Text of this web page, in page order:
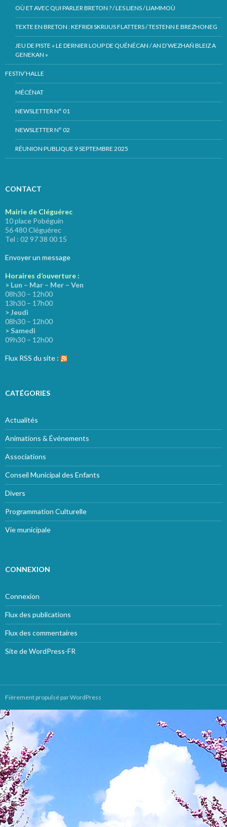
OÙ ET AVEC QUI PARLER BRETON ? / LES LIENS / LIAMMOÙ
TEXTE EN BRETON : KEFRIDI SKRIJUS FLATTERS / TESTENN E BREZHONEG
JEU DE PISTE « LE DERNIER LOUP DE QUÉNÉCAN / AN D’WEZHAÑ BLEIZ A
GENEKAN »
FESTIV’HALLE
MÉCÉNAT
NEWSLETTER N° 01
NEWSLETTER N° 02
RÉUNION PUBLIQUE 9 SEPTEMBRE 2025
CONTACT
Mairie de Cléguérec
10 place Pobéguin
56 480 Cléguérec
Tel : 02 97 38 00 15
Envoyer un message
Horaires d’ouverture :
> Lun – Mar – Mer – Ven
08h30 – 12h00
13h30 – 17h00
> Jeudi
08h30 – 12h00
> Samedi
09h30 – 12h00
Flux RSS du site :
CATÉGORIES
Actualités
Animations & Événements
Associations
Conseil Municipal des Enfants
Divers
Programmation Culturelle
Vie municipale
CONNEXION
Connexion
Flux des publications
Flux des commentaires
Site de WordPress-FR
Fièrement propulsé par WordPress